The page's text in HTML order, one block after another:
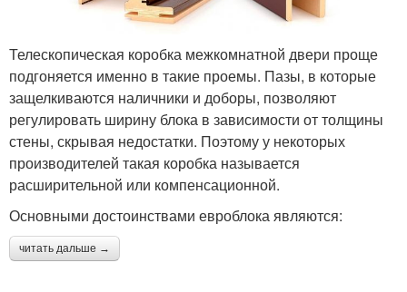
Телескопическая коробка межкомнатной двери проще
подгоняется именно в такие проемы. Пазы, в которые
защелкиваются наличники и доборы, позволяют
регулировать ширину блока в зависимости от толщины
стены, скрывая недостатки. Поэтому у некоторых
производителей такая коробка называется
расширительной или компенсационной.
Основными достоинствами евроблока являются:
читать дальше →